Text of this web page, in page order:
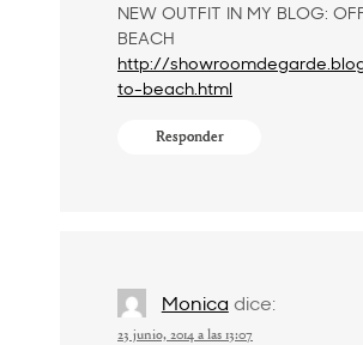
NEW OUTFIT IN MY BLOG:
BEACH
http://
to-beach.html
Responder
Monica dice:
23 junio, 2014 a las 13:07